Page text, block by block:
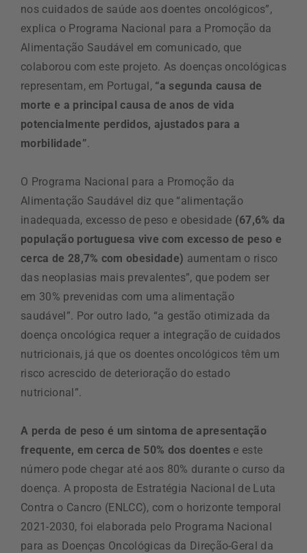
nos cuidados de saúde aos doentes oncológicos”,
explica o Programa Nacional para a Promoção da
Alimentação Saudável em comunicado, que
colaborou com este projeto. As doenças oncológicas
representam, em Portugal, “a segunda causa de
morte e a principal causa de anos de vida
potencialmente perdidos, ajustados para a
morbilidade”.
O Programa Nacional para a Promoção da
Alimentação Saudável diz que “alimentação
inadequada, excesso de peso e obesidade (67,6% da
população portuguesa vive com excesso de peso e
cerca de 28,7% com obesidade) aumentam o risco
das neoplasias mais prevalentes”, que podem ser
em 30% prevenidas com uma alimentação
saudável”. Por outro lado, “a gestão otimizada da
doença oncológica requer a integração de cuidados
nutricionais, já que os doentes oncológicos têm um
risco acrescido de deterioração do estado
nutricional”.
A perda de peso é um sintoma de apresentação
frequente, em cerca de 50% dos doentes e este
número pode chegar até aos 80% durante o curso da
doença. A proposta de Estratégia Nacional de Luta
Contra o Cancro (ENLCC), com o horizonte temporal
2021-2030, foi elaborada pelo Programa Nacional
para as Doenças Oncológicas da Direção-Geral da